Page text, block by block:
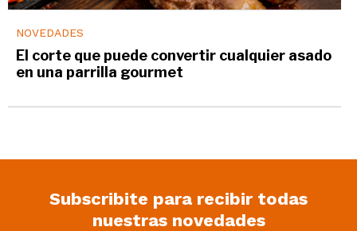
NOVEDADES
El corte que puede convertir cualquier asado
en una parrilla gourmet
Subscribite para recibir todas
nuestras novedades